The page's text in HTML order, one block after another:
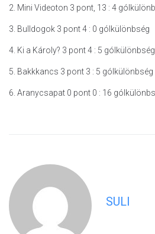
2. Mini Videoton 3 pont, 13 : 4
3. Bulldogok 3 pont 4 : 0 gólkülönbség
4. Ki a Károly? 3 pont 4 : 5 gólkülönbség
5. Bakkkancs 3 pont 3 : 5 gólkülönbség
6. Aranycsapat 0 pont 0 : 16
SULI